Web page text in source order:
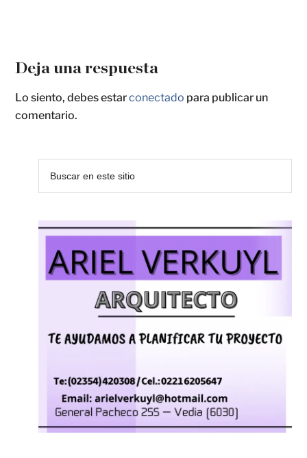
Deja una respuesta
Lo siento, debes estarconectado para publicar un
comentario.